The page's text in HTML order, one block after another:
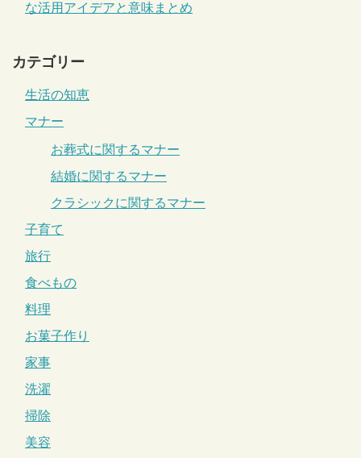
な活用アイデアと意味まとめ
カテゴリー
生活の知恵
マナー
お葬式に関するマナー
結婚に関するマナー
クラシックに関するマナー
子育て
旅行
食べもの
料理
お菓子作り
家事
洗濯
掃除
美容